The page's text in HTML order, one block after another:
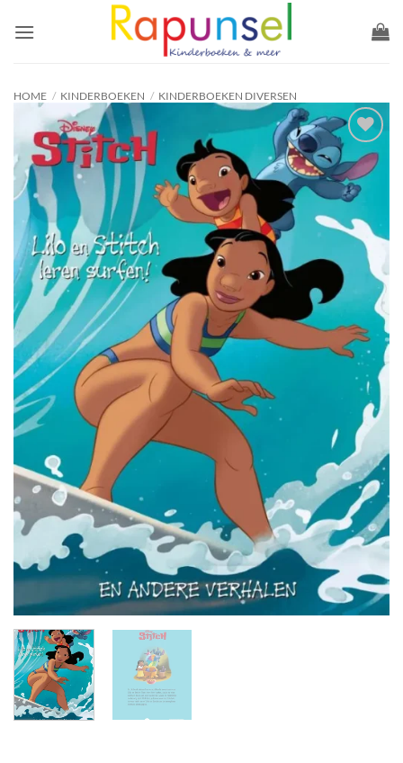
naar
HOME / KINDERBOEKEN / KINDERBOEKEN DIVERSEN